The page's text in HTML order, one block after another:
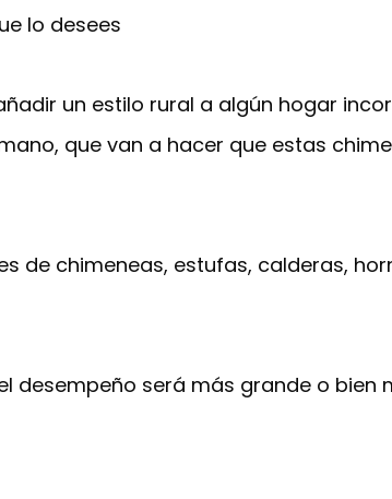
lo desees
un estilo rural a algún hogar
que van a hacer que estas
de chimeneas, estufas, calderas,
desempeño será más grande o bien